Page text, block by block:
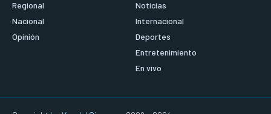
Regional
Nacional
Opinión
Noticias
Internacional
Deportes
Entretenimiento
En vivo